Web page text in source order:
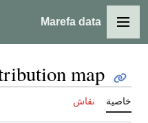
القائمة الرئيسية
Marefa data
map
خاصية نقاش